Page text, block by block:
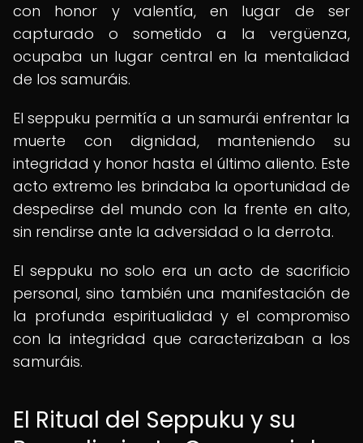
con honor y valentía, en lugar de ser
capturado o sometido a la vergüenza,
ocupaba un lugar central en la mentalidad
de los samuráis.
El seppuku permitía a un samurái enfrentar la
muerte con dignidad, manteniendo su
integridad y honor hasta el último aliento. Este
acto extremo les brindaba la oportunidad de
despedirse del mundo con la frente en alto,
sin rendirse ante la adversidad o la derrota.
El seppuku no solo era un acto de sacrificio
personal, sino también una manifestación de
la profunda espiritualidad y el compromiso
con la integridad que caracterizaban a los
samuráis.
El Ritual del Seppuku y su